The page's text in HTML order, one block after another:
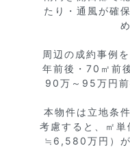
たり・通風が確
周辺の成約事例
年前後・70㎡前
90万～95万円前
本物件は立地条
考慮すると、㎡
≒6,580万円）が